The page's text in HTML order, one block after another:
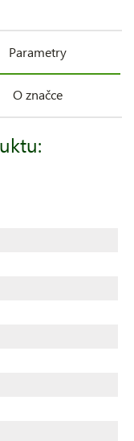
Parametry
O značce